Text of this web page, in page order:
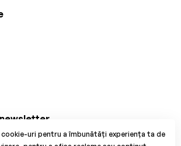
cookie-uri pentru a îmbunătăți experiența ta de